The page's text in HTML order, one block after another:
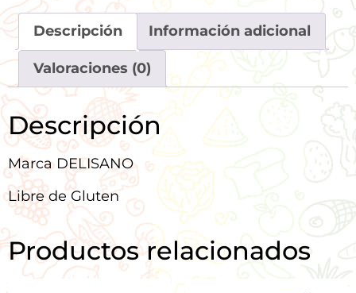
Descripción Información adicional
Valoraciones (0)
Descripción
Marca DELISANO
Libre de Gluten
Productos relacionados